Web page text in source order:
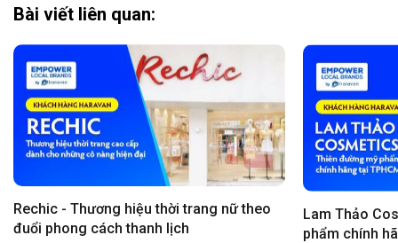
Bài viết liên quan:
Rechic - Thương hiệu thời trang nữ theo
đuổi phong cách thanh lịch
Lam Thảo
phẩm chính